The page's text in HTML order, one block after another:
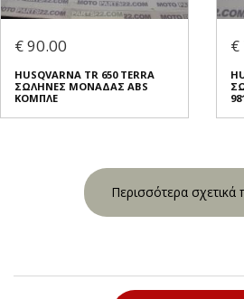
€ 90.00
HUSQVARNA TR 650 TERRA
ΣΩΛΗΝΕΣ ΜΟΝΑΔΑΣ ABS
ΚΟΜΠΛΕ
€
Περισσότερα σχετικά